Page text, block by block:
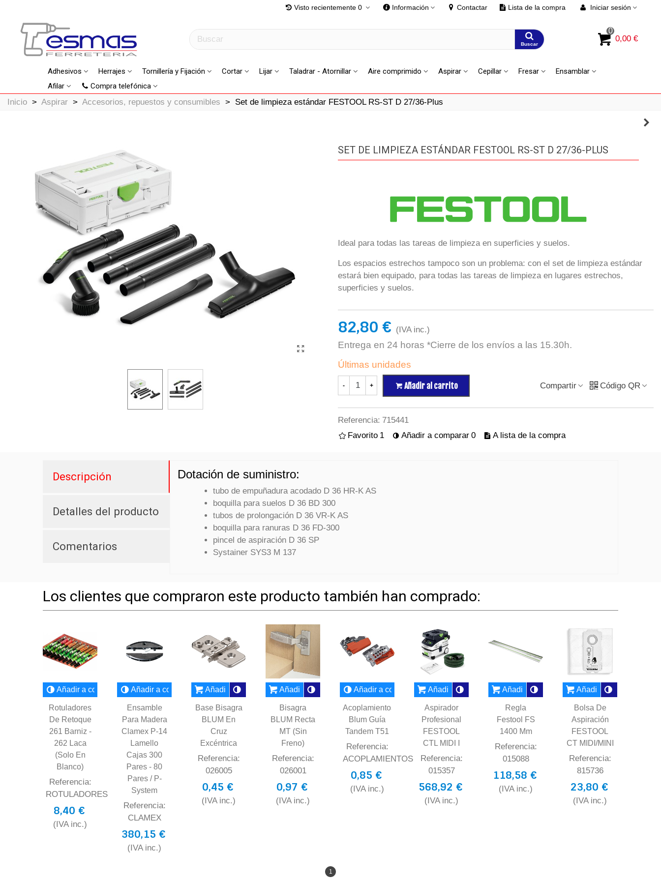
Visto recientemente 0 Información Contactar Lista de la compra Iniciar sesión
Buscar
0
0,00 €
Adhesivos Herrajes Tornillería y Fijación Cortar Lijar Taladrar - Atornillar Aire comprimido Aspirar Cepillar Fresar
Ensamblar
Afilar
Compra telefónica
Inicio > Aspirar > Accesorios, repuestos y consumibles > Set de limpieza estándar FESTOOL RS-ST D 27/36-Plus
SET DE LIMPIEZA ESTÁNDAR FESTOOL RS-ST D 27/36-PLUS
Ideal para todas las tareas de limpieza en superficies y suelos.
Los espacios estrechos tampoco son un problema: con el set de limpieza estándar
estará bien equipado, para todas las tareas de limpieza en lugares estrechos,
superficies y suelos.
82,80 € (IVA inc.)
Entrega en 24 horas *Cierre de los envíos a las 15.30h.
Últimas unidades
- + Añadir al carrito Compartir Código QR
Referencia: 715441
Favorito 1 Añadir a comparar 0 A lista de la compra
Descripción
Detalles del producto
Comentarios
Dotación de suministro:
tubo de empuñadura acodado D 36 HR-K AS
boquilla para suelos D 36 BD 300
tubos de prolongación D 36 VR-K AS
boquilla para ranuras D 36 FD-300
pincel de aspiración D 36 SP
Systainer SYS3 M 137
Los clientes que compraron este producto también han comprado:
Añadir a comparar
Rotuladores
De Retoque
261 Barniz -
262 Laca
(solo En
Blanco)
Referencia:
ROTULADORES
8,40 €
(IVA inc.)
Añadir a comparar
Ensamble
Para Madera
Clamex P-14
Lamello
Cajas 300
Pares - 80
Pares / P-
System
Referencia:
CLAMEX
380,15 €
(IVA inc.)
Añadir al carrito
Base Bisagra
BLUM En
Cruz
Excéntrica
Referencia:
026005
0,45 €
(IVA inc.)
Añadir al carrito
Bisagra
BLUM Recta
MT (sin
Freno)
Referencia:
026001
0,97 €
(IVA inc.)
Añadir a comparar
Acoplamientos
Blum Guía
Tandem T51
Referencia:
ACOPLAMIENTOS
0,85 €
(IVA inc.)
Añadir al carrito
Aspirador
Profesional
FESTOOL
CTL MIDI I
Referencia:
015357
568,92 €
(IVA inc.)
Añadir al carrito
Regla
Festool FS
1400 Mm
Referencia:
015088
118,58 €
(IVA inc.)
Añadir al carrito
Bolsa De
Aspiración
FESTOOL
CT MIDI/MINI
Referencia:
815736
23,80 €
(IVA inc.)
1